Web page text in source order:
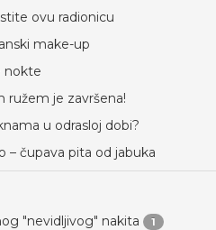
ovu radionicu
make-up
nokte
ružem je završena!
u odrasloj dobi?
– čupava pita od jabuka
"nevidljivog" nakita 1